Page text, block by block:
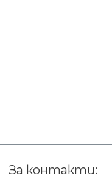
За контакти: